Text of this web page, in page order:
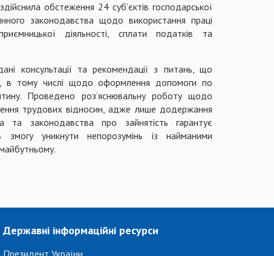
обстеження 24 суб’єктів господарської
законодавства щодо використання праці
діяльності, сплати податків та
консультації та рекомендації з питань, що
в тому числі щодо оформлення допомоги по
Проведено роз’яснювальну роботу щодо
трудових відносин, адже лише додержання
та законодавства про зайнятість гарантує
змогу уникнути непорозумінь із найманими
Державні інформаційні ресурси
Президент України